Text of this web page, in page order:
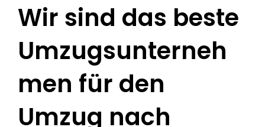
Wir sind das beste
Umzugsunterneh
men für den
Umzug nach